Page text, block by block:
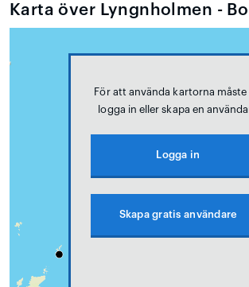
Karta över Lyngnholmen -
För att använda kartorna måste
logga in eller skapa en
Logga in
Skapa gratis användare